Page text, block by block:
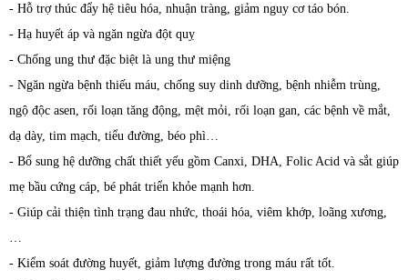
- Hỗ trợ thúc đẩy hệ tiêu hóa, nhuận tràng, giảm nguy cơ táo bón.
- Hạ huyết áp và ngăn ngừa đột quỵ
- Chống ung thư đặc biệt là ung thư miệng
- Ngăn ngừa bệnh thiếu máu, chống suy dinh dưỡng, bệnh nhiễm trùng,
ngộ độc asen, rối loạn tăng động, mệt mỏi, rối loạn gan, các bệnh về mắt,
dạ dày, tim mạch, tiểu đường, béo phì…
- Bổ sung hệ dưỡng chất thiết yếu gồm Canxi, DHA, Folic Acid và sắt giúp
mẹ bầu cứng cáp, bé phát triển khỏe mạnh hơn.
- Giúp cải thiện tình trạng đau nhức, thoái hóa, viêm khớp, loãng xương,
- Kiểm soát đường huyết, giảm lượng đường trong máu rất tốt.